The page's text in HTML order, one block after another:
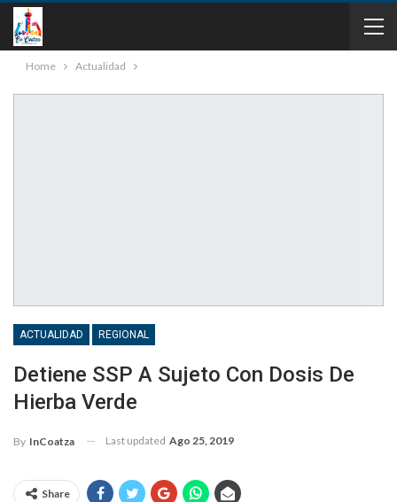
Home Actualidad
ACTUALIDAD REGIONAL
Detiene SSP A Sujeto Con Dosis De
Hierba Verde
By InCoatza Last updated Ago 25, 2019
Share